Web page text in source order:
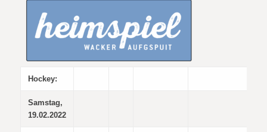
Hockey:
Samstag,
19.02.2022